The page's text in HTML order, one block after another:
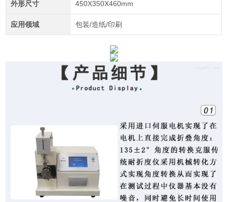
外形尺寸 450X350X460mm
应用领域 包装/造纸/印刷